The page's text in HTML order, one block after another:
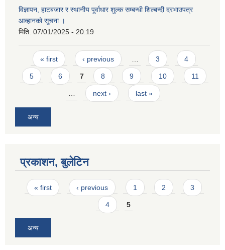
विज्ञापन, हाटबजार र स्थानीय पूर्वाधार शुल्क सम्बन्धी शिल्बन्दी दरभाउपत्र
आव्हानको सूचना ।
मिति: 07/01/2025 - 20:19
Pages
« first ‹ previous … 3 4
5 6 7 8 9 10 11
… next › last »
अन्य
प्रकाशन, बुलेटिन
Pages
« first ‹ previous 1 2 3
4 5
अन्य